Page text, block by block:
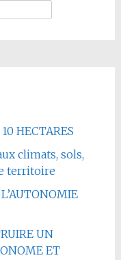
HECTARES
climats, sols,
territoire
UN
ET